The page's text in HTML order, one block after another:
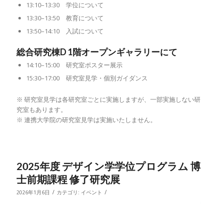
13:10–13:30 学位について
13:30–13:50 教育について
13:50–14:10 入試について
総合研究棟D 1階オープンギャラリーにて
14:10–15:00 研究室ポスター展示
15:30–17:00 研究室見学・個別ガイダンス
※ 研究室見学は各研究室ごとに実施しますが、一部実施しない研
究室もあります。
※ 連携大学院の研究室見学は実施いたしません。
2025年度 デザイン学学位プログラム 博
士前期課程 修了研究展
2026年1月6日 / カテゴリ: イベント /